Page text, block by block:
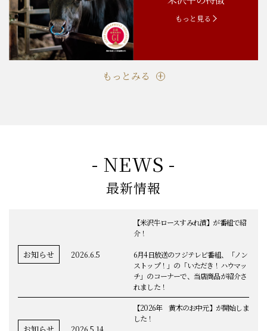
もっと見る
もっとみる
- NEWS -
最新情報
お知らせ 2026.6.5
【米沢牛ロースすみれ漬】が番組で紹
介！
6月4日放送のフジテレビ番組、「ノン
ストップ！」の「いただき！ハウマッ
チ」のコーナーで、当店商品が紹介さ
れました！
2026.5.14
【2026年 黄木のお中元】が開始しま
した！